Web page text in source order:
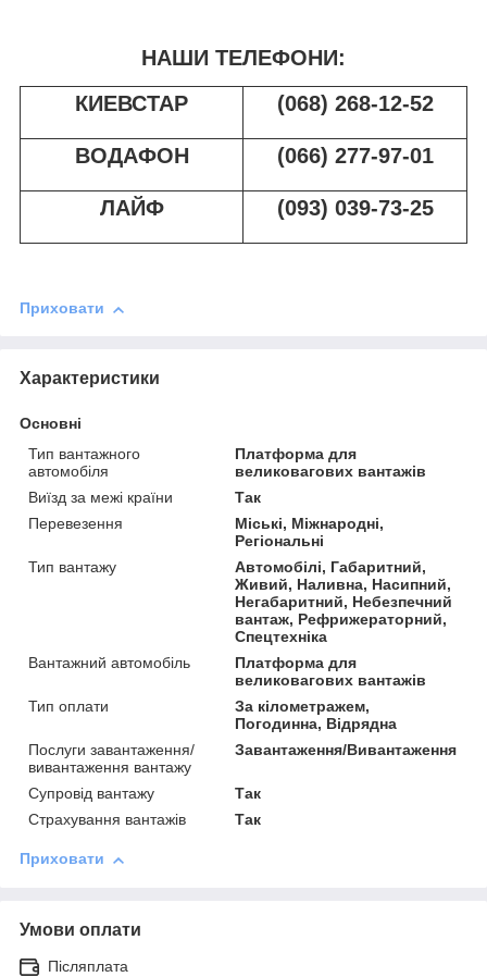
НАШИ ТЕЛЕФОНИ:
КИЕВСТАР
(068) 268-12-52
ВОДАФОН (066) 277-97-01
ЛАЙФ (093) 039-73-25
Приховати
Характеристики
Основні
Тип вантажного
автомобіля
Платформа для
великовагових вантажів
Виїзд за межі країни
Так
Перевезення
Міські, Міжнародні,
Регіональні
Тип вантажу
Автомобілі, Габаритний,
Живий, Наливна, Насипний,
Негабаритний, Небезпечний
вантаж, Рефрижераторний,
Спецтехніка
Вантажний автомобіль
Платформа для
великовагових вантажів
Тип оплати
За кілометражем,
Погодинна, Відрядна
Послуги завантаження/
вивантаження вантажу
Завантаження/Вивантаження
Супровід вантажу
Так
Страхування вантажів
Так
Приховати
Умови оплати
Післяплата